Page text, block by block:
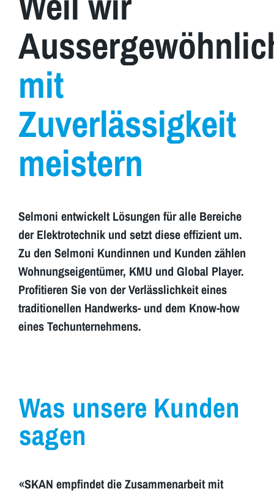
mit
Zuverlässigkeit
meistern
Selmoni entwickelt Lösungen für alle Bereiche
der Elektrotechnik und setzt diese effizient um.
Zu den Selmoni Kundinnen und Kunden zählen
Wohnungseigentümer, KMU und Global Player.
Profitieren Sie von der Verlässlichkeit eines
traditionellen Handwerks- und dem Know-how
eines Techunternehmens.
Was unsere Kunden
sagen
«SKAN empfindet die Zusammenarbeit mit